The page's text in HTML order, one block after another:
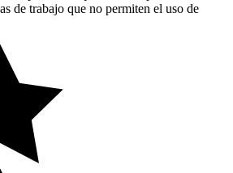
de trabajo que no permiten el uso de